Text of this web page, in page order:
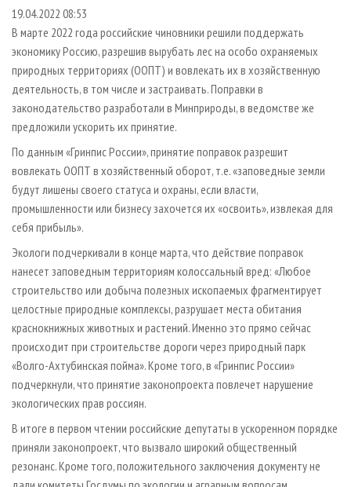
СУШКА ДРЕВЕСИНЫ
ПРОИЗВОДСТВО ДРЕВЕСНЫХ ПЛИТ
ДЕРЕВЯННОЕ ДОМОСТРОЕНИЕ
ПРОИЗВОДСТВО МЕБЕЛИ
БИОЭНЕРГЕТИКА
ИНСТРУМЕНТ И МАТЕРИАЛЫ
ПЕРСОНЫ
МОБИЛЬНЫЕ ВЫСТАВКИ
ОФИЦИАЛЬНЫЕ ДЕЛЕГАЦИИ
ПРИОРИТЕТНЫЕ ИНВЕСТПРОЕКТЫ
RUSSIAN FORESTRY REVIEW
БИБЛИОТЕКА СПЕЦИАЛИСТА
КОНТАКТЫ
РЕКЛАМА
РЕКЛАМА НА САЙТЕ
19.04.2022 08:53
В марте 2022 года российские чиновники решили поддержать
экономику Россию, разрешив вырубать лес на особо охраняемых
природных территориях (ООПТ) и вовлекать их в хозяйственную
деятельность, в том числе и застраивать. Поправки в
законодательство разработали в Минприроды, в ведомстве же
предложили ускорить их принятие.
По данным «Гринпис России», принятие поправок разрешит
вовлекать ООПТ в хозяйственный оборот, т.е. «заповедные земли
будут лишены своего статуса и охраны, если власти,
промышленности или бизнесу захочется их «освоить», извлекая для
себя прибыль».
Экологи подчеркивали в конце марта, что действие поправок
нанесет заповедным территориям колоссальный вред: «Любое
строительство или добыча полезных ископаемых фрагментирует
целостные природные комплексы, разрушает места обитания
краснокнижных животных и растений. Именно это прямо сейчас
происходит при строительстве дороги через природный парк
«Волго-Ахтубинская пойма». Кроме того, в «Гринпис России»
подчеркнули, что принятие законопроекта повлечет нарушение
экологических прав россиян.
В итоге в первом чтении российские депутаты в ускоренном порядке
приняли законопроект, что вызвало широкий общественный
резонанс. Кроме того, положительного заключения документу не